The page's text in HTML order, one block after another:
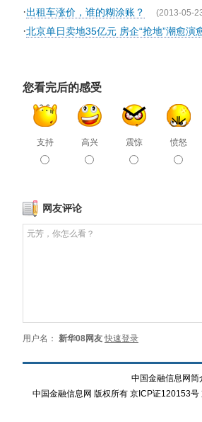
·出租车涨价，谁的糊涂账？ (2013-05-
·北京单日卖地35亿元 房企“抢地”潮愈演
您看完后的感受
支持 高兴 震惊 愤怒
网友评论
用户名： 新华08网友 快速登录
中国金融信息网简
中国金融信息网 版权所有 京ICP证120153号